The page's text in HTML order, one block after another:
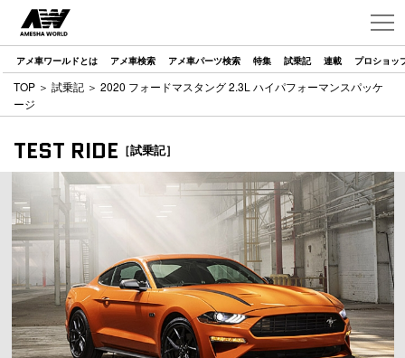
アメ車ワールドとは アメ車検索 アメ車パーツ検索 特集 試乗記 連載 プロショッ
TOP ＞ 試乗記 ＞ 2020 フォードマスタング 2.3L ハイパフォーマンスパッケ
ージ
TEST RIDE ［試乗記］